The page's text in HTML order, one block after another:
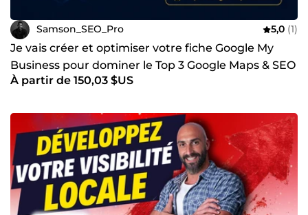
Samson_SEO_Pro 5,0 (1)
Je vais créer et optimiser votre fiche Google My
Business pour dominer le Top 3 Google Maps & SEO
local
À partir de 150,03 $US